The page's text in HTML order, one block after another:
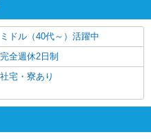
ミドル（40代～）活躍中
完全週休2日制
社宅・寮あり